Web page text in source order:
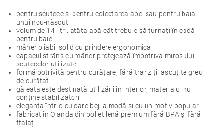
pentru scutece și pentru colectarea apei sau pentru baia
unui nou-născut
volum de 14 litri, atâta apă cât trebuie să turnați în cadă
pentru baie
mâner pliabil solid cu prindere ergonomica
capacul strâns cu mâner protejează împotriva mirosului
scutecelor utilizate
formă potrivită pentru curățare, fără tranziții ascuțite greu
de curățat
găleata este destinată utilizării în interior, materialul nu
conține stabilizatori
eleganta într-o culoare bej la modă și cu un motiv popular
fabricat în Olanda din polietilenă premium fără BPA și fără
ftalați